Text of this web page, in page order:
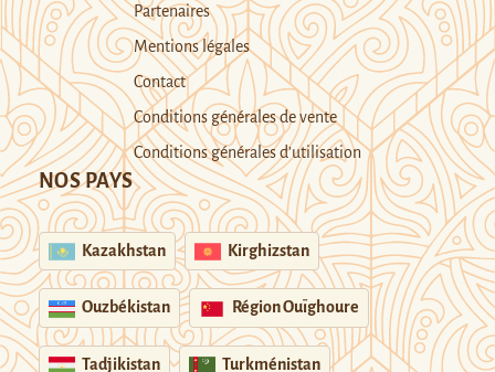
Partenaires
Mentions légales
Contact
Conditions générales de vente
Conditions générales d’utilisation
NOS PAYS
Kazakhstan Kirghizstan
Ouzbékistan Région Ouïghoure
Tadjikistan Turkménistan